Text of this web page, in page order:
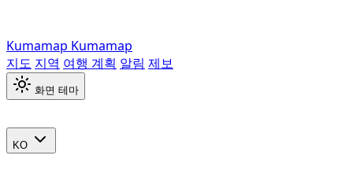
Kumamap Kumamap
지도 지역 여행 계획 알림 제보
화면 테마
KO